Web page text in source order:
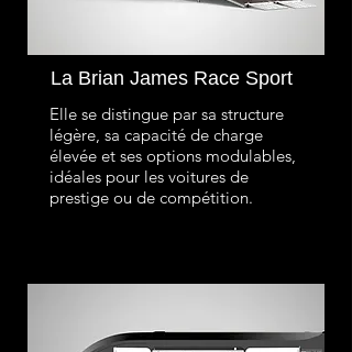
La Brian James Race Sport
Elle se distingue par sa structure
légère, sa capacité de charge
élevée et ses options modulables,
idéales pour les voitures de
prestige ou de compétition.